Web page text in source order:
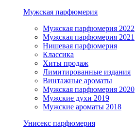
Мужская парфюмерия
Мужская парфюмерия 2022
Мужская парфюмерия 2021
Нишевая парфюмерия
Классика
Хиты продаж
Лимитированные издания
Винтажные ароматы
Мужская парфюмерия 2020
Мужские духи 2019
Мужские ароматы 2018
Унисекс парфюмерия